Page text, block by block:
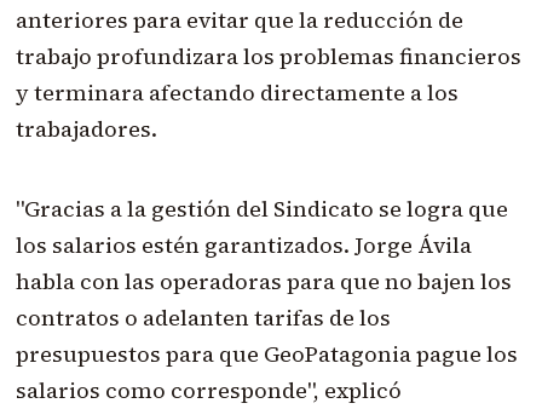
anteriores para evitar que la reducción de
trabajo profundizara los problemas financieros
y terminara afectando directamente a los
trabajadores.
"Gracias a la gestión del Sindicato se logra que
los salarios estén garantizados. Jorge Ávila
habla con las operadoras para que no bajen los
contratos o adelanten tarifas de los
presupuestos para que GeoPatagonia pague los
salarios como corresponde", explicó